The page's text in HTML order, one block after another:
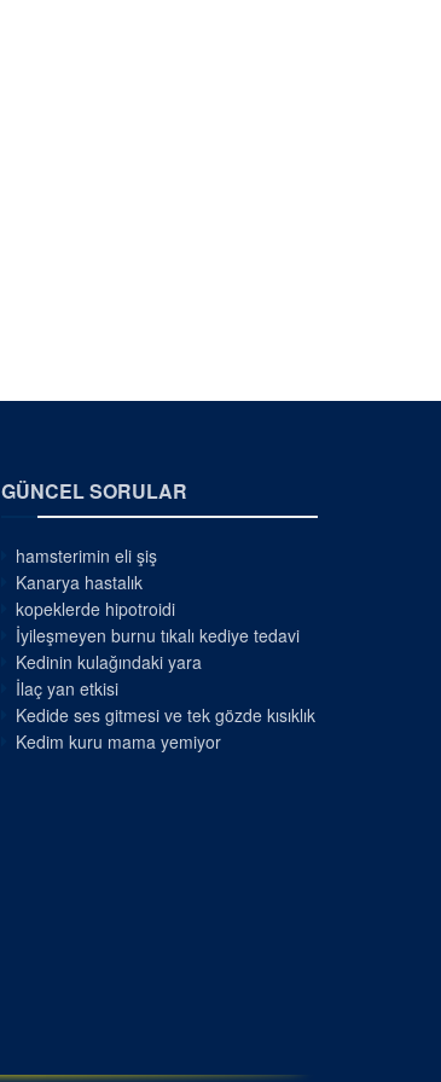
GÜNCEL SORULAR
hamsterimin eli şiş
Kanarya hastalık
kopeklerde hipotroidi
İyileşmeyen burnu tıkalı kediye tedavi
Kedinin kulağındaki yara
İlaç yan etkisi
Kedide ses gitmesi ve tek gözde kısıklık
Kedim kuru mama yemiyor